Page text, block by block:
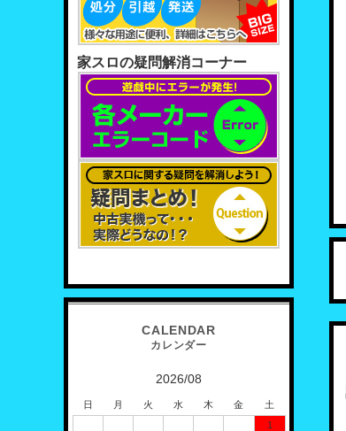
家スロの疑問解消コーナー
2026/08
日 月 火 水 木 金
土
1